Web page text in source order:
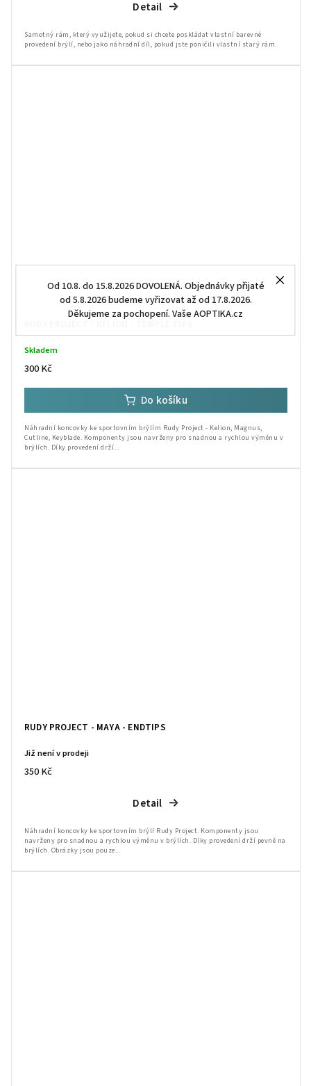
Od 10.8. do 15.8.2026 DOVOLENÁ. Objednávky přijaté
od 5.8.2026 budeme vyřizovat až od 17.8.2026.
Děkujeme za pochopení. Vaše AOPTIKA.cz
Detail
Samotný rám, který využijete, pokud si chcete poskládat vlastní barevné
Skladem
300 Kč
Do košíku
Náhradní koncovky ke sportovním brýlím Rudy Project - Kelion, Magnus,
Cutline, Keyblade. Komponenty jsou navrženy pro snadnou a rychlou výměnu v
brýlích. Díky provedení drží...
RUDY PROJECT - MAYA - ENDTIPS
Již není v prodeji
350 Kč
Detail
Náhradní koncovky ke sportovním brýlí Rudy Project. Komponenty jsou
navrženy pro snadnou a rychlou výměnu v brýlích. Díky provedení drží pevně na
brýlích. Obrázky jsou pouze...